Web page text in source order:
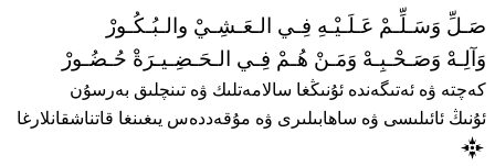
صَـلِّ وَسَـلِّـمْ عَـلَـيْـهِ فِـي الـعَـشِـيْ والـبُـكُـورْ
وَآلِـهْ وَصَـحْـبِـهْ وَمَـنْ هُـمْ فِـي الـحَـضِـيـرَةْ حُـضُـورْ
كەچتە ۋە ئەتىگەندە ئۇنىڭغا سالامەتلىك ۋە تىنچلىق بەرسۇن
ئۇنىڭ ئائىلىسى ۋە ساھابىلىرى ۋە مۇقەددەس يىغىنغا قاتناشقانلارغا